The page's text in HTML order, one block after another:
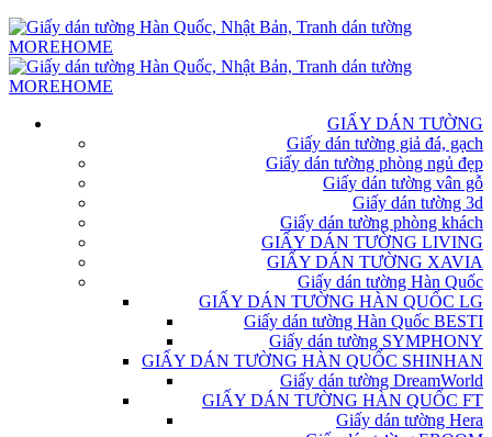
GIẤY DÁN TƯỜNG
Giấy dán tường giả đá, gạch
Giấy dán tường phòng ngủ đẹp
Giấy dán tường vân gỗ
Giấy dán tường 3d
Giấy dán tường phòng khách
GIẤY DÁN TƯỜNG LIVING
GIẤY DÁN TƯỜNG XAVIA
Giấy dán tường Hàn Quốc
GIẤY DÁN TƯỜNG HÀN QUỐC LG
Giấy dán tường Hàn Quốc BESTI
Giấy dán tường SYMPHONY
GIẤY DÁN TƯỜNG HÀN QUỐC SHINHAN
Giấy dán tường DreamWorld
GIẤY DÁN TƯỜNG HÀN QUỐC FT
Giấy dán tường Hera